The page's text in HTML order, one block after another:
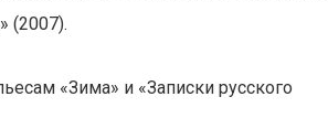
(2007).
«Зима» и «Записки русского